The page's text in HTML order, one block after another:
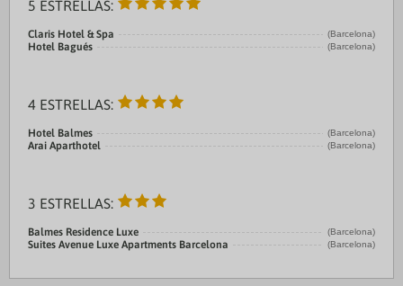
5 ESTRELLAS:
Claris Hotel & Spa (Barcelona)
Hotel Bagués (Barcelona)
4 ESTRELLAS:
Hotel Balmes (Barcelona)
Arai Aparthotel (Barcelona)
3 ESTRELLAS:
Balmes Residence Luxe (Barcelona)
Suites Avenue Luxe Apartments Barcelona (Barcelona)